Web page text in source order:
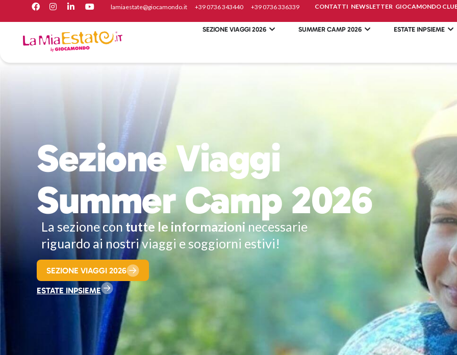
lamiaestate@giocamondo.it +39 07 36 343440 +39 0736 336339 CONTATTI NEWSLETTER GIOCAMONDO
SEZIONE VIAGGI 2026 SUMMER CAMP 2026 ESTATE INPSIEME
Sezione Viaggi
Summer Camp 2026
La sezione con tutte le informazioni necessarie
riguardo ai nostri viaggi e soggiorni estivi!
SEZIONE VIAGGI 2026
ESTATE INPSIEME